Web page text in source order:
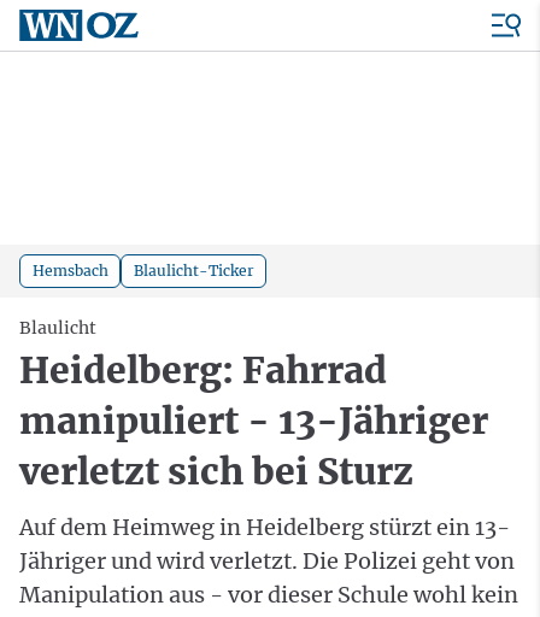
Hemsbach Blaulicht-Ticker
Blaulicht
Heidelberg: Fahrrad
manipuliert - 13-Jähriger
verletzt sich bei Sturz
Auf dem Heimweg in Heidelberg stürzt ein 13-
Jähriger und wird verletzt. Die Polizei geht von
Manipulation aus - vor dieser Schule wohl kein